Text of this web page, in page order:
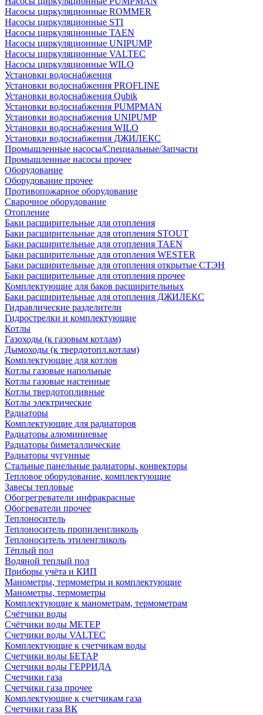
Насосы циркуляционные ROMMER
Насосы циркуляционные STI
Насосы циркуляционные TAEN
Насосы циркуляционные UNIPUMP
Насосы циркуляционные VALTEC
Насосы циркуляционные WILO
Установки водоснабжения
Установки водоснабжения PROFLINE
Установки водоснабжения Qubik
Установки водоснабжения PUMPMAN
Установки водоснабжения UNIPUMP
Установки водоснабжения WILO
Установки водоснабжения ДЖИЛЕКС
Промышленные насосы/Специальные/Запчасти
Промышленные насосы прочее
Оборудование
Оборудование прочее
Противопожарное оборудование
Сварочное оборудование
Отопление
Баки расширительные для отопления
Баки расширительные для отопления STOUT
Баки расширительные для отопления TAEN
Баки расширительные для отопления WESTER
Баки расширительные для отопления открытые СТЭН
Баки расширительные для отопления прочее
Комплектующие для баков расширительных
Баки расширительные для отопления ДЖИЛЕКС
Гидравлические разделители
Гидрострелки и комплектующие
Котлы
Газоходы (к газовым котлам)
Дымоходы (к твердотопл.котлам)
Комплектующие для котлов
Котлы газовые напольные
Котлы газовые настенные
Котлы твердотопливные
Котлы электрические
Радиаторы
Комплектующие для радиаторов
Радиаторы алюминиевые
Радиаторы биметаллические
Радиаторы чугунные
Стальные панельные радиаторы, конвекторы
Тепловое оборудование, комплектующие
Завесы тепловые
Обогрегреватели инфракрасные
Обогреватели прочее
Теплоноситель
Теплоноситель пропиленгликоль
Теплоноситель этиленгликоль
Тёплый пол
Водяной теплый пол
Приборы учёта и КИП
Манометры, термометры и комплектующие
Манометры, термометры
Комплектующие к манометрам, термометрам
Счётчики воды
Счётчики воды МЕТЕР
Счетчики воды VALTEC
Комплектующие к счетчикам воды
Счетчики воды БЕТАР
Счетчики воды ГЕРРИДА
Счетчики газа
Счетчики газа прочее
Комплектующие к счетчикам газа
Счетчики газа ВК